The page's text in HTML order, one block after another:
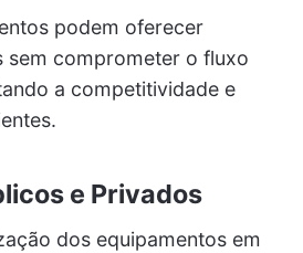
podem oferecer
sem comprometer o fluxo
a competitividade e
e Privados
dos equipamentos em